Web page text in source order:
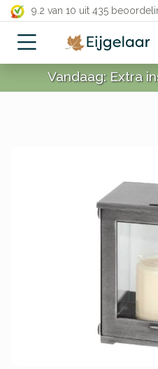
9.2 van 10 uit 435
close
Vandaag: Extra